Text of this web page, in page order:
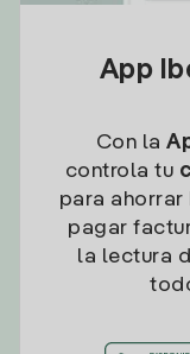
App
Con la
controla tu
para ahorrar
pagar
la lectura